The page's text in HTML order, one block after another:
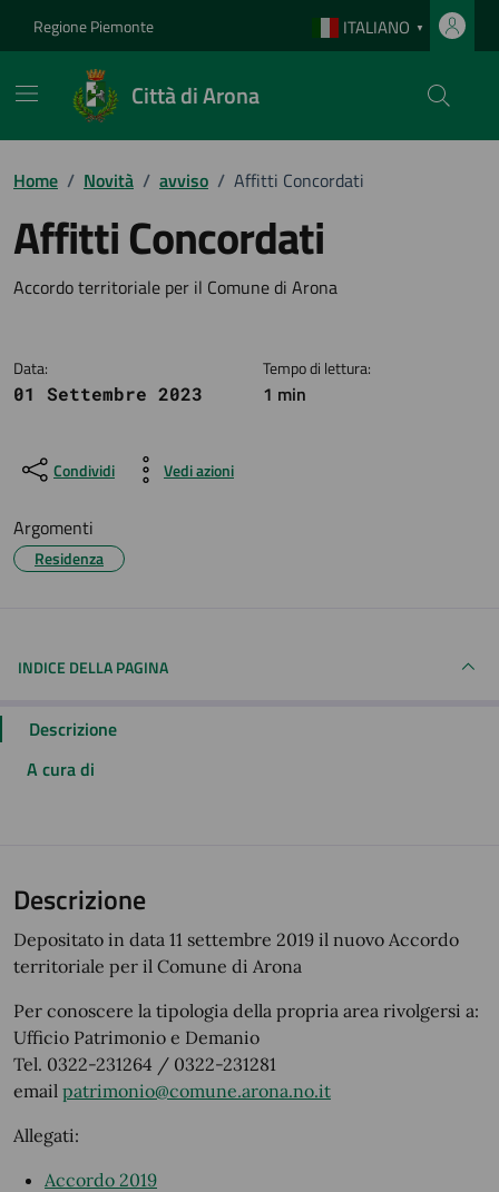
Regione Piemonte ITALIANO ▼
Città di Arona
Home / Novità / avviso / Affitti Concordati
Affitti Concordati
Dettagli della notizia
Accordo territoriale per il Comune di Arona
Data:
01 Settembre 2023
Tempo di lettura:
1 min
Condividi Vedi azioni
Argomenti
Residenza
INDICE DELLA PAGINA
Descrizione
A cura di
Descrizione
Depositato in data 11 settembre 2019 il nuovo Accordo
territoriale per il Comune di Arona
Per conoscere la tipologia della propria area rivolgersi a:
Ufficio Patrimonio e Demanio
Tel. 0322-231264 / 0322-231281
email patrimonio@comune.arona.no.it
Allegati:
Accordo 2019